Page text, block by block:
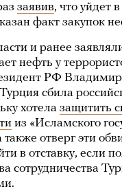
заявив, что уйдет в
факт закупок
и ранее
нефть у
РФ
сбила
хотела защитить
из «Исламского
также отверг эти
в отставку, если
сотрудничества